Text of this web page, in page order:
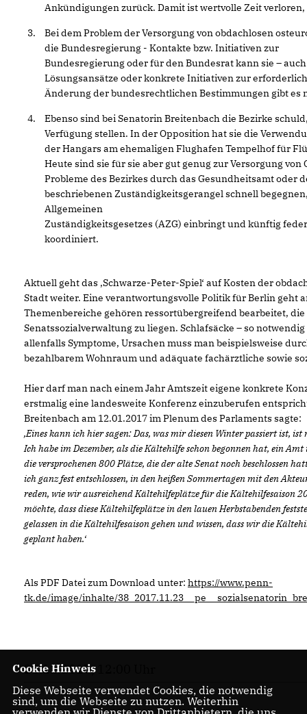
Ankündigungen zurück. Damit ist wertvolle Zeit
Bei dem Problem der Versorgung von obdachlosen
die Bundesregierung - Kontakte bzw. Initiativen zur
Bundesregierung oder für den Bundesrat kann sie –
Lösungsansätze oder konkrete Initiativen zur
Änderung der bundesrechtlichen Bestimmungen gibt es
Ebenso sind bei Senatorin Breitenbach die Bezirke
Verfügung stellen. In der Opposition hat sie die
der Hangars am ehemaligen Flughafen Tempelhof für
Heute sind sie für sie aber gut genug zur Versorgung
Probleme des Bezirkes durch das Gesundheitsamt oder
beschriebenen Zuständigkeitsgerangel schnell
Allgemeinen
Zuständigkeitsgesetzes (AZG) einbringt und künftig
koordiniert.
Aktuell geht das ‚Schwarze-Peter-Spiel‘ auf Kosten der
Stadt weiter. Eine verantwortungsvolle Politik für Berlin geht
Themenbereiche gehören ressortübergreifend bearbeitet,
Senatssozialverwaltung zu liegen. Schlafsäcke – so
allenfalls Symptome, Ursachen muss man beispielsweise
bezahlbarem Wohnraum und adäquate fachärztliche sowie
Hier darf man nach einem Jahr Amtszeit eigene konkrete
erstmalig eine landesweite Konferenz einzuberufen
Breitenbach am 12.01.2017 im Plenum des Parlaments sagte:
Eines kann ich hier sagen: Das, was mir diesen Winter passiert ist,
Ich habe im Dezember, als die Kältehilfe schon begonnen hat, ein
die versprochenen 800 Plätze, die der alte Senat noch beschlossen
ich ganz fest entschlossen, in den heißen Sommertagen mit den
reden, wie wir ausreichend Kältehilfeplätze für die Kältehilfesaison
möchte, dass diese Kältehilfeplätze in den lauen Herbstabenden
gelassen in die Kältehilfesaison gehen und wissen, dass wir die
geplant haben.‘
Als PDF Datei zum Download unter: https://www.penn-
tk.de/image/inhalte/
23.11.2017, 12:00 Uhr
Cookie Hinweis
Diese Webseite verwendet Cookies, die notwendig
sind, um die Webseite zu nutzen. Weiterhin